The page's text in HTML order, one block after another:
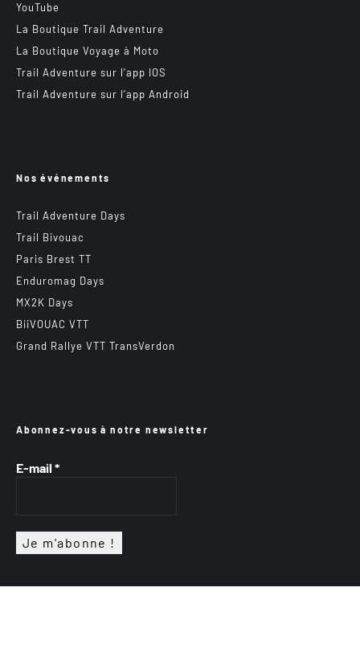
YouTube
La Boutique Trail Adventure
La Boutique Voyage à Moto
Trail Adventure sur l’app IOS
Trail Adventure sur l’app Android
Nos événements
Trail Adventure Days
Trail Bivouac
Paris Brest TT
Enduromag Days
MX2K Days
BiiVOUAC VTT
Grand Rallye VTT TransVerdon
Abonnez-vous à notre newsletter
E-mail *